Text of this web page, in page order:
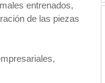
entrenados,
de las piezas